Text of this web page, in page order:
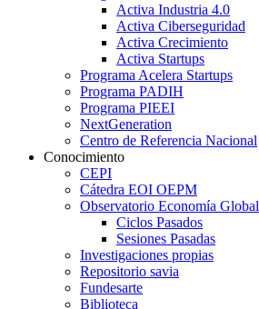
Activa Industria 4.0
Activa Ciberseguridad
Activa Crecimiento
Activa Startups
Programa Acelera Startups
Programa PADIH
Programa PIEEI
NextGeneration
Centro de Referencia Nacional
Conocimiento
CEPI
Cátedra EOI OEPM
Observatorio Economía Global
Ciclos Pasados
Sesiones Pasadas
Investigaciones propias
Repositorio savia
Fundesarte
Biblioteca